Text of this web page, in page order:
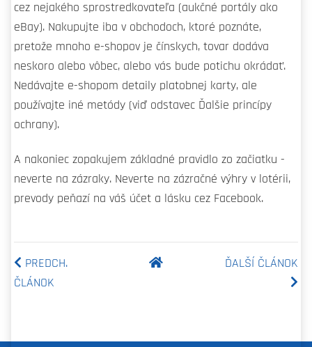
cez nejakého sprostredkovateľa (aukčné portály ako
eBay). Nakupujte iba v obchodoch, ktoré poznáte,
pretože mnoho e-shopov je čínskych, tovar dodáva
neskoro alebo vôbec, alebo vás bude potichu okrádať.
Nedávajte e-shopom detaily platobnej karty, ale
používajte iné metódy (viď odstavec Ďalšie princípy
ochrany).
A nakoniec zopakujem základné pravidlo zo začiatku -
neverte na zázraky. Neverte na zázračné výhry v lotérii,
prevody peňazí na váš účet a lásku cez Facebook.
PREDCH.
ČLÁNOK
ĎALŠÍ ČLÁNOK